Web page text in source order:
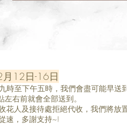
12日-16日
時至下午五時，我們會盡可能早送
右前就會全部送到。
人及接待處拒絕代收，我們將放
速，多謝支持~!​